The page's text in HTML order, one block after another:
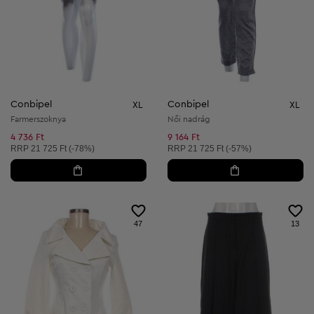
Conbipel XL
Farmerszoknya
4 736 Ft
Ajánlott ár:
RRP 21 725 Ft (-78%)
Conbipel XL
Női nadrág
9 164 Ft
Ajánlott ár:
RRP 21 725 Ft (-57%)
47 13